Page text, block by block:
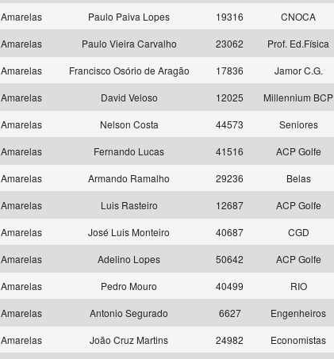
Amarelas Paulo Paiva Lopes 19316 CNOCA
Amarelas Paulo Vieira Carvalho 23062 Prof. Ed.Física
Amarelas Francisco Osório de Aragão 17836 Jamor C.G.
Amarelas David Veloso 12025 Millennium BCP
Amarelas Nelson Costa 44573 Seniores
Amarelas Fernando Lucas 41516 ACP Golfe
Amarelas Armando Ramalho 29236 Belas
Amarelas Luis Rasteiro 12687 ACP Golfe
Amarelas José Luis Monteiro 40687 CGD
Amarelas Adelino Lopes 50642 ACP Golfe
Amarelas Pedro Mouro 40499 RIO
Amarelas Antonio Segurado 6627 Engenheiros
Amarelas João Cruz Martins 24982 Economistas